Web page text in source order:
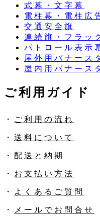
式幕・文字幕
電柱幕・電柱広
交通安全旗
連続旗・フラッ
パトロール表示
屋外用バナース
屋内用バナース
ご利用ガイド
・ ご利用の流れ
・ 送料について
・ 配送と納期
・ お支払い方法
・ よくあるご質問
・ メールでお問合せ